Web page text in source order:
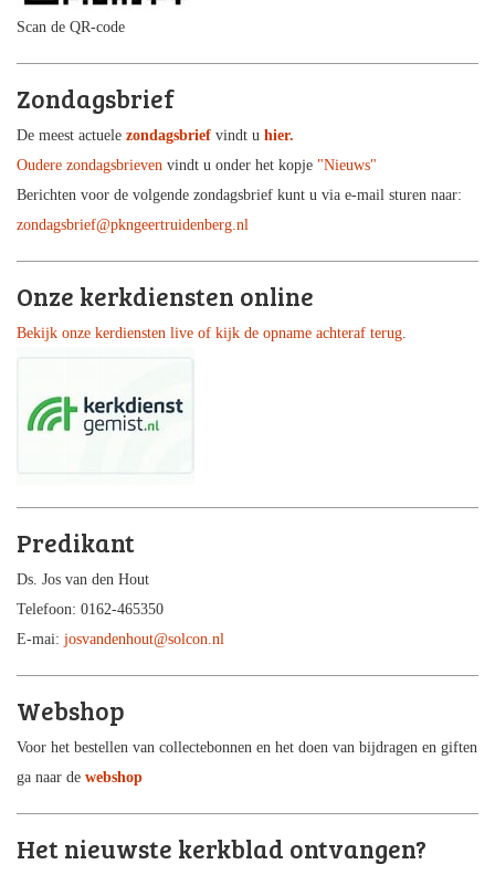
Scan de QR-code
Zondagsbrief
De meest actuele zondagsbrief vindt u hier.
Oudere zondagsbrieven vindt u onder het kopje "Nieuws"
Berichten voor de volgende zondagsbrief kunt u via e-mail sturen naar:
zondagsbrief@pkngeertruidenberg.nl
Onze kerkdiensten online
Bekijk onze kerdiensten live of kijk de opname achteraf terug
Predikant
Ds. Jos van den Hout
Telefoon: 0162-465350
E-mai: josvandenhout@solcon.nl
Webshop
Voor het bestellen van collectebonnen en het doen van bijdragen en giften
ga naar de webshop
Het nieuwste kerkblad ontvangen?